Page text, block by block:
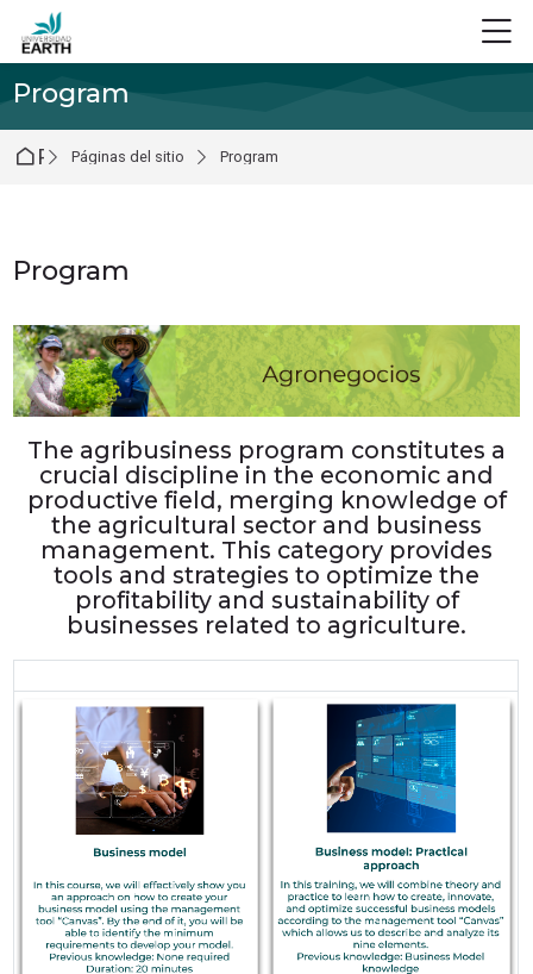
Skip to navigation
Skip to login form
Salta al contenido principal
Skip to footer
Program
Página Principal
Páginas del sitio Program
Program
The agribusiness program constitutes a
crucial discipline in the economic and
productive field, merging knowledge of
the agricultural sector and business
management. This category provides
tools and strategies to optimize the
profitability and sustainability of
businesses related to agriculture.